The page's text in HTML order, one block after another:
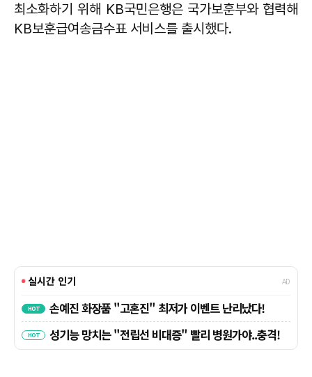
최소화하기 위해 KB국민은행은 국가보훈부와 협력해
KB보훈급여송금수표 서비스를 출시했다.